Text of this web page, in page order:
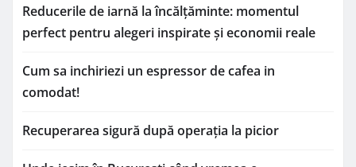
Reducerile de iarnă la încălțăminte: momentul
perfect pentru alegeri inspirate și economii reale
Cum sa inchiriezi un espressor de cafea in
comodat!
Recuperarea sigură după operația la picior